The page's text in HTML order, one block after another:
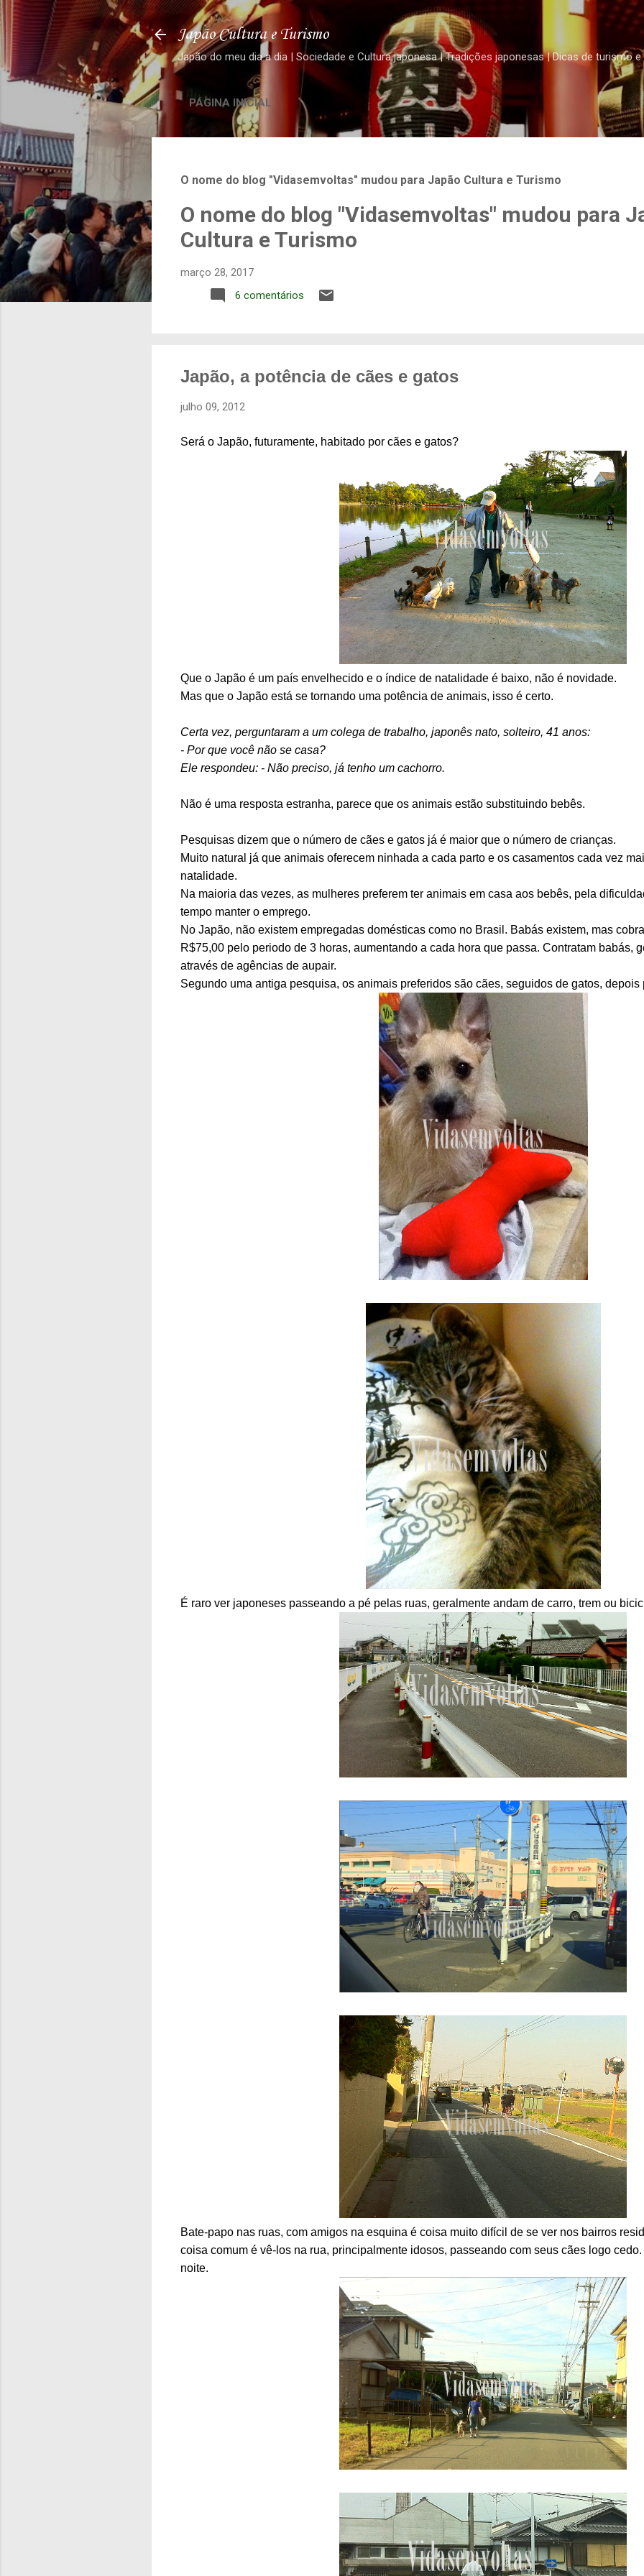
Pular para o conteúdo principal
Japão Cultura e Turismo
Japão do meu dia a dia | Sociedade e Cultura japonesa | Tradições japonesas | Dicas de turismo
PÁGINA INICIAL
O nome do blog "Vidasemvoltas" mudou para Japão Cultura e Turismo
O nome do blog "Vidasemvoltas" mudou para
Cultura e Turismo
março 28, 2017
6 comentários
Japão, a potência de cães e gatos
julho 09, 2012
Será o Japão, futuramente, habitado por cães e gatos?
Que o Japão é um país envelhecido e o índice de natalidade é baixo, não é novidade.
Mas que o Japão está se tornando uma potência de animais, isso é certo.
Certa vez, perguntaram a um colega de trabalho, japonês nato, solteiro, 41 anos:
- Por que você não se casa?
Ele respondeu: - Não preciso, já tenho um cachorro.
Não é uma resposta estranha, parece que os animais estão substituindo bebês.
Pesquisas dizem que o número de cães e gatos já é maior que o número de crianças.
Muito natural já que animais oferecem ninhada a cada parto e os casamentos cada vez
natalidade.
Na maioria das vezes, as mulheres preferem ter animais em casa aos bebês, pela
tempo manter o emprego.
No Japão, não existem empregadas domésticas como no Brasil. Babás existem, mas
R$75,00 pelo periodo de 3 horas, aumentando a cada hora que passa. Contratam babás,
através de agências de aupair.
Segundo uma antiga pesquisa, os animais preferidos são cães, seguidos de gatos, depois
É raro ver japoneses passeando a pé pelas ruas, geralmente andam de carro, trem ou
Bate-papo nas ruas, com amigos na esquina é coisa muito difícil de se ver nos bairros
coisa comum é vê-los na rua, principalmente idosos, passeando com seus cães logo
noite.